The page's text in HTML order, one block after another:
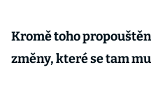
Kromě toho
změny, které se tam